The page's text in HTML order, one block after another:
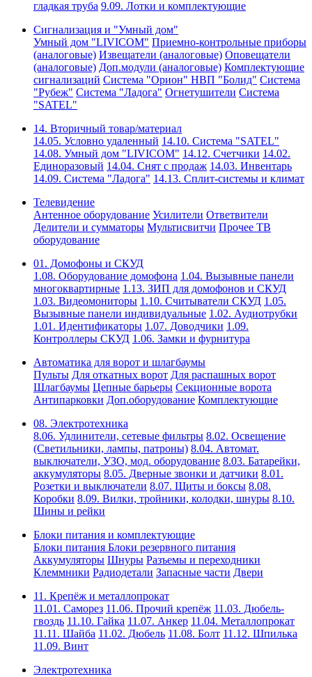
гладкая труба 9.09. Лотки и комплектующие
Сигнализация и "Умный дом"
Умный дом "LIVICOM" Приемно-контрольные приборы
(аналоговые) Извещатели (аналоговые) Оповещатели
(аналоговые) Доп.модули (аналоговые) Комплектующие
сигнализаций Система "Орион" НВП "Болид" Система
"Рубеж" Система "Ладога" Огнетушители Система
"SATEL"
14. Вторичный товар/материал
14.05. Условно удаленный 14.10. Система "SATEL"
14.08. Умный дом "LIVICOM" 14.12. Счетчики 14.02.
Единоразовый 14.04. Снят с продаж 14.03. Инвентарь
14.09. Система "Ладога" 14.13. Сплит-системы и климат
Телевидение
Антенное оборудование Усилители Ответвители
Делители и сумматоры Мультисвитчи Прочее ТВ
оборудование
01. Домофоны и СКУД
1.08. Оборудование домофона 1.04. Вызывные панели
многоквартирные 1.13. ЗИП для домофонов и СКУД
1.03. Видеомониторы 1.10. Считыватели СКУД 1.05.
Вызывные панели индивидуальные 1.02. Аудиотрубки
1.01. Идентификаторы 1.07. Доводчики 1.09.
Контроллеры СКУД 1.06. Замки и фурнитура
Автоматика для ворот и шлагбаумы
Пульты Для откатных ворот Для распашных ворот
Шлагбаумы Цепные барьеры Секционные ворота
Антипарковки Доп.оборудование Комплектующие
08. Электротехника
8.06. Удлинители, сетевые фильтры 8.02. Освещение
(Светильники, лампы, патроны) 8.04. Автомат.
выключатели, УЗО, мод. оборудование 8.03. Батарейки,
аккумуляторы 8.05. Дверные звонки и датчики 8.01.
Розетки и выключатели 8.07. Щиты и боксы 8.08.
Коробки 8.09. Вилки, тройники, колодки, шнуры 8.10.
Шины и рейки
Блоки питания и комплектующие
Блоки питания Блоки резервного питания
Аккумуляторы Шнуры Разъемы и переходники
Клеммники Радиодетали Запасные части Двери
11. Крепёж и металлопрокат
11.01. Саморез 11.06. Прочий крепёж 11.03. Дюбель-
гвоздь 11.10. Гайка 11.07. Анкер 11.04. Металлопрокат
11.11. Шайба 11.02. Дюбель 11.08. Болт 11.12. Шпилька
11.09. Винт
Электротехника